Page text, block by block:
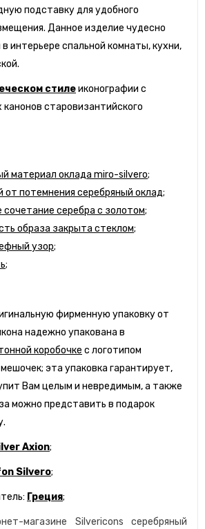
подставку для удобного
Данное изделие чудесно
интерьере спальной комнаты, кухни,
стилеиконографии с
старовизантийского
материал оклада miro-silvero;
потемнения серебряный оклад;
сочетание серебра с золотом;
образа закрыта стеклом;
узор;
фирменную упаковку от
надежно упакована в
коробочке с логотипом
эта упаковка гарантирует,
Вам целым и невредимым, а также
можно представить в подарок
Axion;
Silvero;
Греция;
магазине Silvericons серебряный